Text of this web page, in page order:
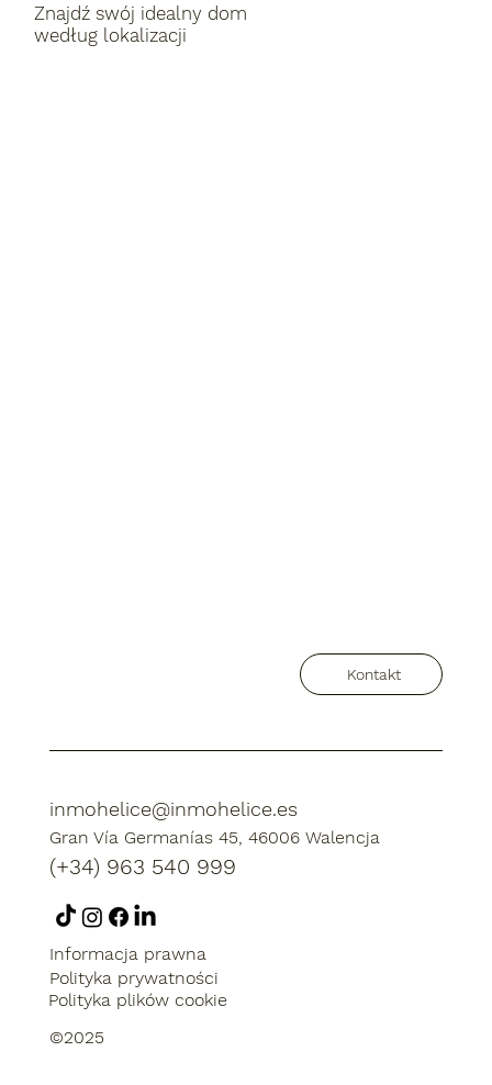
Znajdź swój idealny dom
według lokalizacji
Kontakt
inmohelice@inmohelice.es
Gran Vía Germanías 45, 46006 Walencja
(+34) 963 540 999
Polityka prywatności
Informacja prawna
Polityka plików cookie
©2025